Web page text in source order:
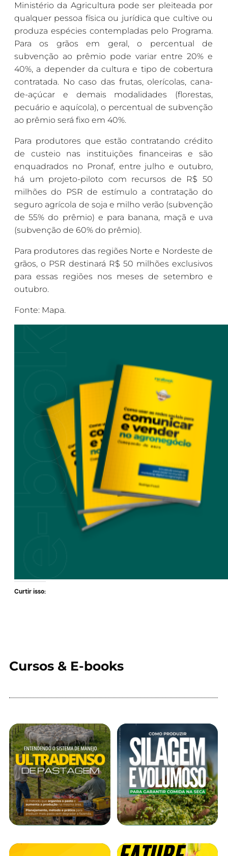
Ministério da Agricultura pode ser pleiteada por
qualquer pessoa física ou jurídica que cultive ou
produza espécies contempladas pelo Programa.
Para os grãos em geral, o percentual de
subvenção ao prêmio pode variar entre 20% e
40%, a depender da cultura e tipo de cobertura
contratada. No caso das frutas, olerícolas, cana-
de-açúcar e demais modalidades (florestas,
pecuário e aquícola), o percentual de subvenção
ao prêmio será fixo em 40%.
Para produtores que estão contratando crédito
de custeio nas instituições financeiras e são
enquadrados no Pronaf, entre julho e outubro,
há um projeto-piloto com recursos de R$ 50
milhões do PSR de estímulo a contratação do
seguro agrícola de soja e milho verão (subvenção
de 55% do prêmio) e para banana, maçã e uva
(subvenção de 60% do prêmio).
Para produtores das regiões Norte e Nordeste de
grãos, o PSR destinará R$ 50 milhões exclusivos
para essas regiões nos meses de setembro e
outubro.
Fonte: Mapa.
Curtir isso:
Cursos & E-books